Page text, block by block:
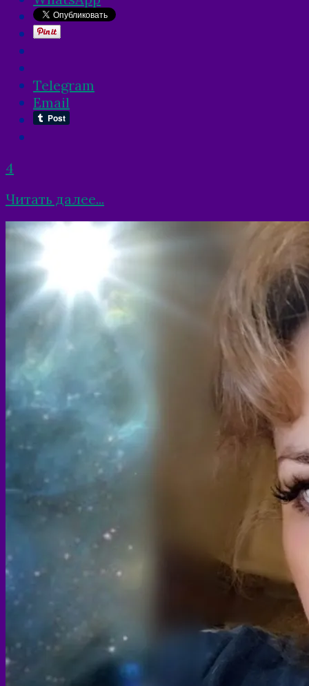
Telegram
Email
4
Читать далее...